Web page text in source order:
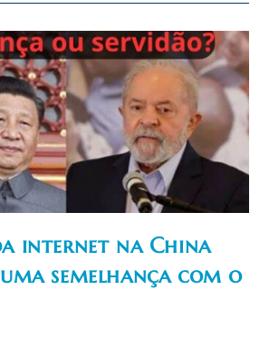
internet na China
semelhança com o